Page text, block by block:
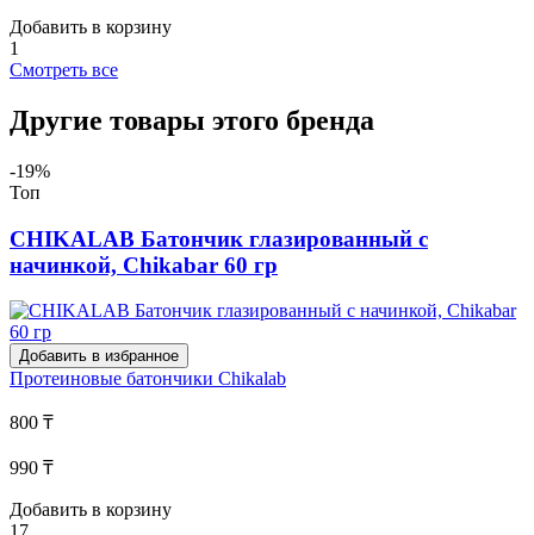
Добавить в корзину
1
Смотреть все
Другие товары этого бренда
-19%
Топ
CHIKALAB Батончик глазированный с
начинкой, Сhikabar 60 гр
Добавить в избранное
Протеиновые батончики Chikalab
800 ₸
990 ₸
Добавить в корзину